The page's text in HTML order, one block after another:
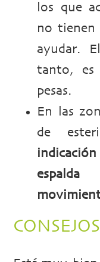
los que
no tienen
ayudar.
tanto, es
pesas.
En las
de